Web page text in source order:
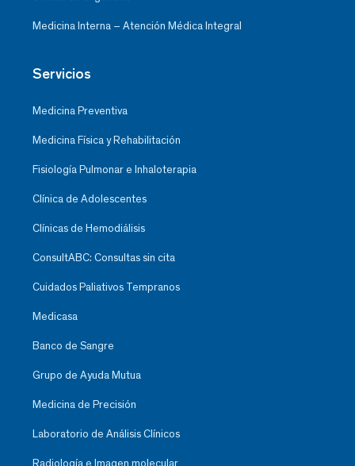
Medicina Interna – Atención Médica Integral
Servicios
Medicina Preventiva
Medicina Física y Rehabilitación
Fisiología Pulmonar e Inhaloterapia
Clínica de Adolescentes
Clínicas de Hemodiálisis
ConsultABC: Consultas sin cita
Cuidados Paliativos Tempranos
Medicasa
Banco de Sangre
Grupo de Ayuda Mutua
Medicina de Precisión
Laboratorio de Análisis Clínicos